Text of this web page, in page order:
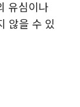
유심이나
않을 수 있